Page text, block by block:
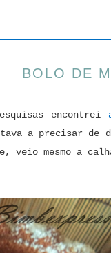
BOLO DE
encontrei
a precisar de
veio mesmo a